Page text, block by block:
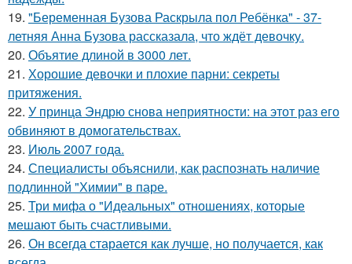
19. "Беременная Бузова Раскрыла пол Ребёнка" - 37-
летняя Анна Бузова рассказала, что ждёт девочку.
20. Объятие длиной в 3000 лет.
21. Хорошие девочки и плохие парни: секреты
притяжения.
22. У принца Эндрю снова неприятности: на этот раз его
обвиняют в домогательствах.
23. Июль 2007 года.
24. Специалисты объяснили, как распознать наличие
подлинной "Химии" в паре.
25. Три мифа о "Идеальных" отношениях, которые
мешают быть счастливыми.
26. Он всегда старается как лучше, но получается, как